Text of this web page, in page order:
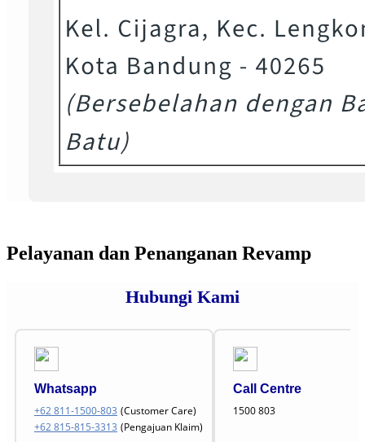
Pelayanan dan Penanganan Revamp
Hubungi Kami
Whatsapp
+62 811-1500-803 (Customer Care)
+62 815-815-3313 (Pengajuan Klaim)
Call Centre
1500 803